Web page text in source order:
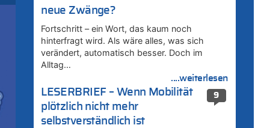
neue Zwänge?
Fortschritt – ein Wort, das kaum noch
hinterfragt wird. Als wäre alles, was sich
verändert, automatisch besser. Doch im
Alltag…
....weiterlesen
9
LESERBRIEF – Wenn Mobilität
plötzlich nicht mehr
selbstverständlich ist